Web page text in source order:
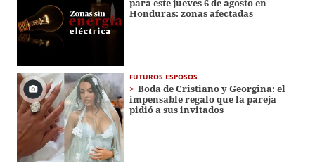
para este jueves 6 de agosto en
Honduras: zonas afectadas
FUTUROS ESPOSOS
Boda de Cristiano y Georgina: el
impensable regalo que la pareja
pidió a sus invitados